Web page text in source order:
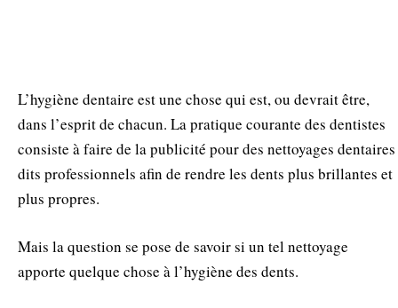
L’hygiène dentaire est une chose qui est, ou devrait être,
dans l’esprit de chacun. La pratique courante des dentistes
consiste à faire de la publicité pour des nettoyages dentaires
dits professionnels afin de rendre les dents plus brillantes et
plus propres.
Mais la question se pose de savoir si un tel nettoyage
apporte quelque chose à l’hygiène des dents.